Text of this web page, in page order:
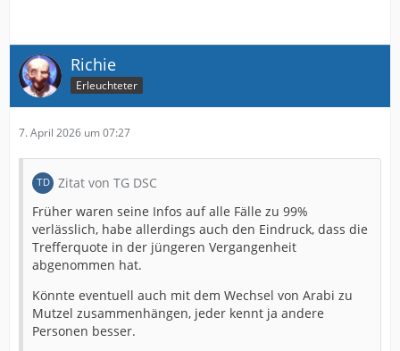
Richie
Erleuchteter
7. April 2026 um 07:27
Zitat von TG DSC
Früher waren seine Infos auf alle Fälle zu 99%
verlässlich, habe allerdings auch den Eindruck, dass die
Trefferquote in der jüngeren Vergangenheit
abgenommen hat.
Könnte eventuell auch mit dem Wechsel von Arabi zu
Mutzel zusammenhängen, jeder kennt ja andere
Personen besser.